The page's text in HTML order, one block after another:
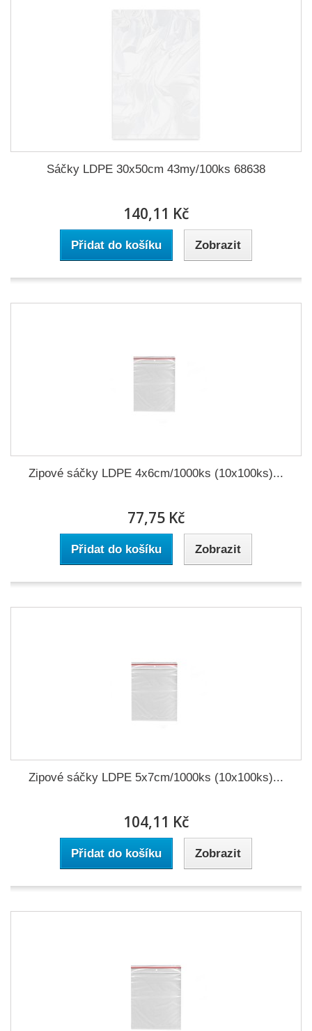
Sáčky LDPE 30x50cm 43my/100ks 68638
140,11 Kč
Přidat do košíku Zobrazit
Zipové sáčky LDPE 4x6cm/1000ks (10x100ks)...
77,75 Kč
Přidat do košíku Zobrazit
Zipové sáčky LDPE 5x7cm/1000ks (10x100ks)...
104,11 Kč
Přidat do košíku Zobrazit